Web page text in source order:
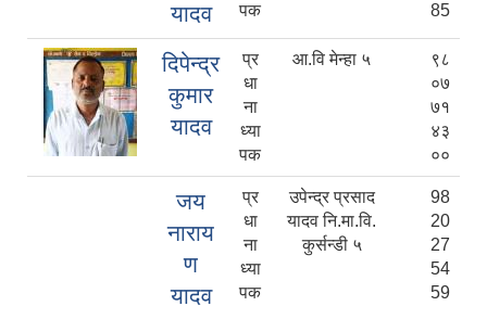
यादव
पक
85
दिपेन्द्र
कुमार
यादव
प्र
धा
ना
ध्या
पक
आ.वि मेन्हा ५
९८
०७
७१
४३
००
जय
नाराय
ण
यादव
प्र
धा
ना
ध्या
पक
उपेन्द्र प्रसाद
यादव नि.मा.वि.
कुर्सन्डी ५
98
20
27
54
59